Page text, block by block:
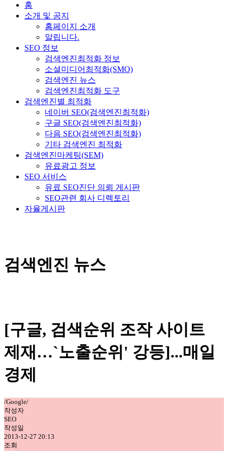
홈
소개 및 공지
홈페이지 소개
알립니다.
SEO 정보
검색엔진최적화 정보
소셜미디어최적화(SMO)
검색엔진 뉴스
검색엔진최적화 도구
검색엔진별 최적화
네이버 SEO(검색엔진최적화)
구글 SEO(검색엔진최적화)
다음 SEO(검색엔진최적화)
기타 검색엔진 최적화
검색엔진마케팅(SEM)
유료광고 정보
SEO 서비스
유료 SEO진단 의뢰 게시판
SEO관련 회사 디렉토리
자율게시판
검색엔진 뉴스
[구글, 검색순위 조작 사이트
제재…`노출순위' 강등]...매일
경제
/Google/
작성자
SEO
작성일
2013-12-27 20:13
조회